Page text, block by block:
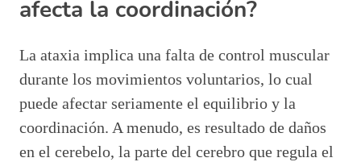
afecta la coordinación?
La ataxia implica una falta de control muscular
durante los movimientos voluntarios, lo cual
puede afectar seriamente el equilibrio y la
coordinación. A menudo, es resultado de daños
en el cerebelo, la parte del cerebro que regula el